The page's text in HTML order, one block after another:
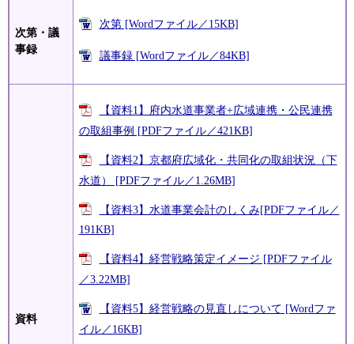
次第・議
事録
次第 [Wordファイル／15KB]
議事録 [Wordファイル／84KB]
資料
【資料1】府内水道事業者+広域連携・公民連携
の取組事例 [PDFファイル／421KB]
【資料2】京都府広域化・共同化の取組状況（下
水道） [PDFファイル／1.26MB]
【資料3】水道事業会計のしくみ[PDFファイル／
191KB]
【資料4】経営戦略策定イメージ [PDFファイル
／3.22MB]
【資料5】経営戦略の見直しについて [Wordファ
イル／16KB]